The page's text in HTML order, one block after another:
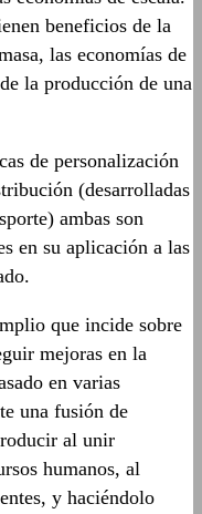
beneficios de la
las economías de
la producción de una
de personalización
(desarrolladas
ambas son
en su aplicación a las
que incide sobre
mejoras en la
en varias
una fusión de
al unir
humanos, al
y haciéndolo